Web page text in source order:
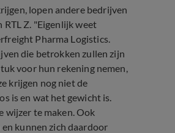
lopen andere bedrijven
Z. "Eigenlijk weet
Pharma Logistics.
die betrokken zullen zijn
voor hun rekening nemen,
krijgen nog niet de
is en wat het gewicht is.
wijzer te maken. Ook
kunnen zich daardoor